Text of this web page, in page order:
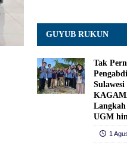
GUYUB RUKUN
Tak
Sulawesi
UGM
1